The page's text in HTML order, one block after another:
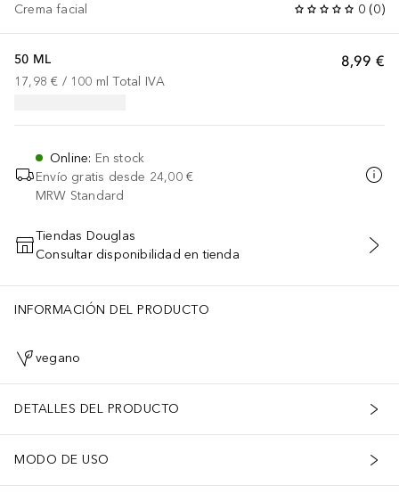
Crema facial 0 (0)
8,99 €
50 ML
17,98 € / 100 ml Total IVA
Online: En stock
Envío gratis desde 24,00 €
MRW Standard
AÑADIR AL CARRITO
Tiendas Douglas
Consultar disponibilidad en tienda
INFORMACIÓN DEL PRODUCTO
vegano
DETALLES DEL PRODUCTO
MODO DE USO